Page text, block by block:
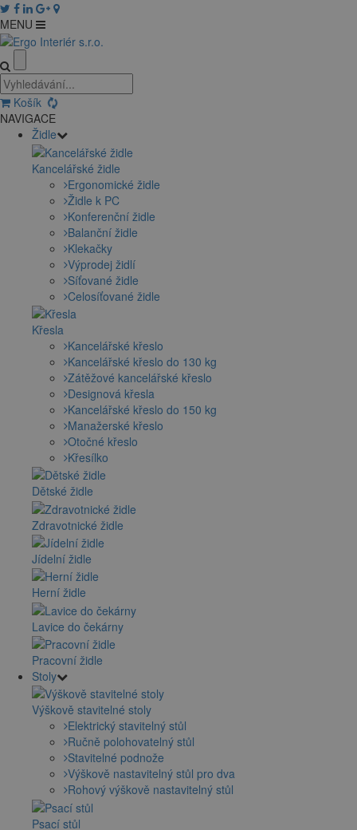
MENU
Košík
NAVIGACE
Židle
Kancelářské židle
Ergonomické židle
Židle k PC
Konferenční židle
Balanční židle
Klekačky
Výprodej židlí
Síťované židle
Celosíťované židle
Křesla
Kancelářské křeslo
Kancelářské křeslo do 130 kg
Zátěžové kancelářské křeslo
Designová křesla
Kancelářské křeslo do 150 kg
Manažerské křeslo
Otočné křeslo
Křesílko
Dětské židle
Zdravotnické židle
Jídelní židle
Herní židle
Lavice do čekárny
Pracovní židle
Stoly
Výškově stavitelné stoly
Elektrický stavitelný stůl
Ručně polohovatelný stůl
Stavitelné podnože
Výškově nastavitelný stůl pro dva
Rohový výškově nastavitelný stůl
Psací stůl